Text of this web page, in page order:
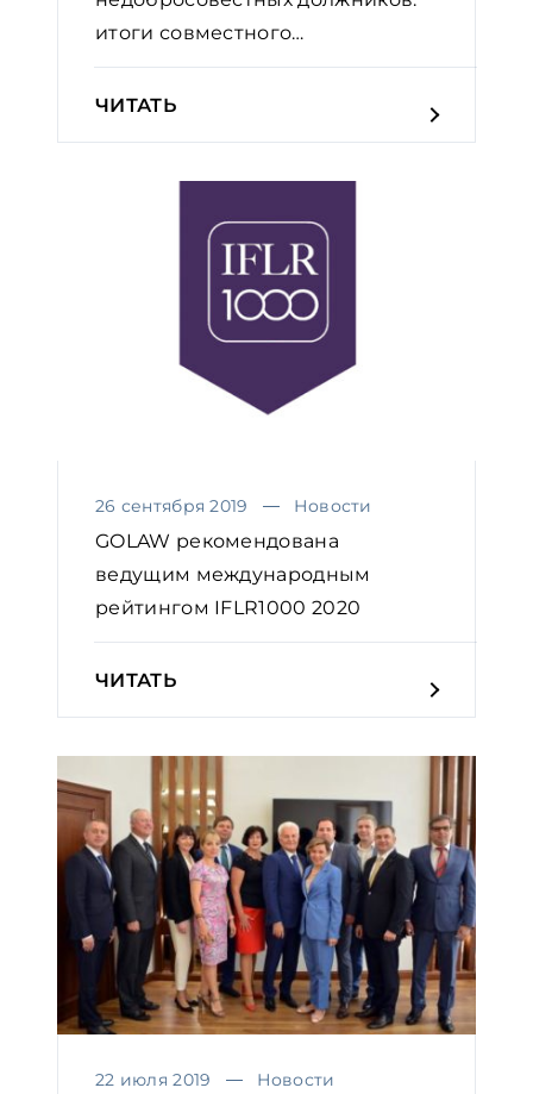
итоги совместного
мероприятия GOLAW...
ЧИТАТЬ
26 сентября 2019 Новости
GOLAW рекомендована
ведущим международным
рейтингом IFLR1000 2020
ЧИТАТЬ
22 июля 2019 Новости